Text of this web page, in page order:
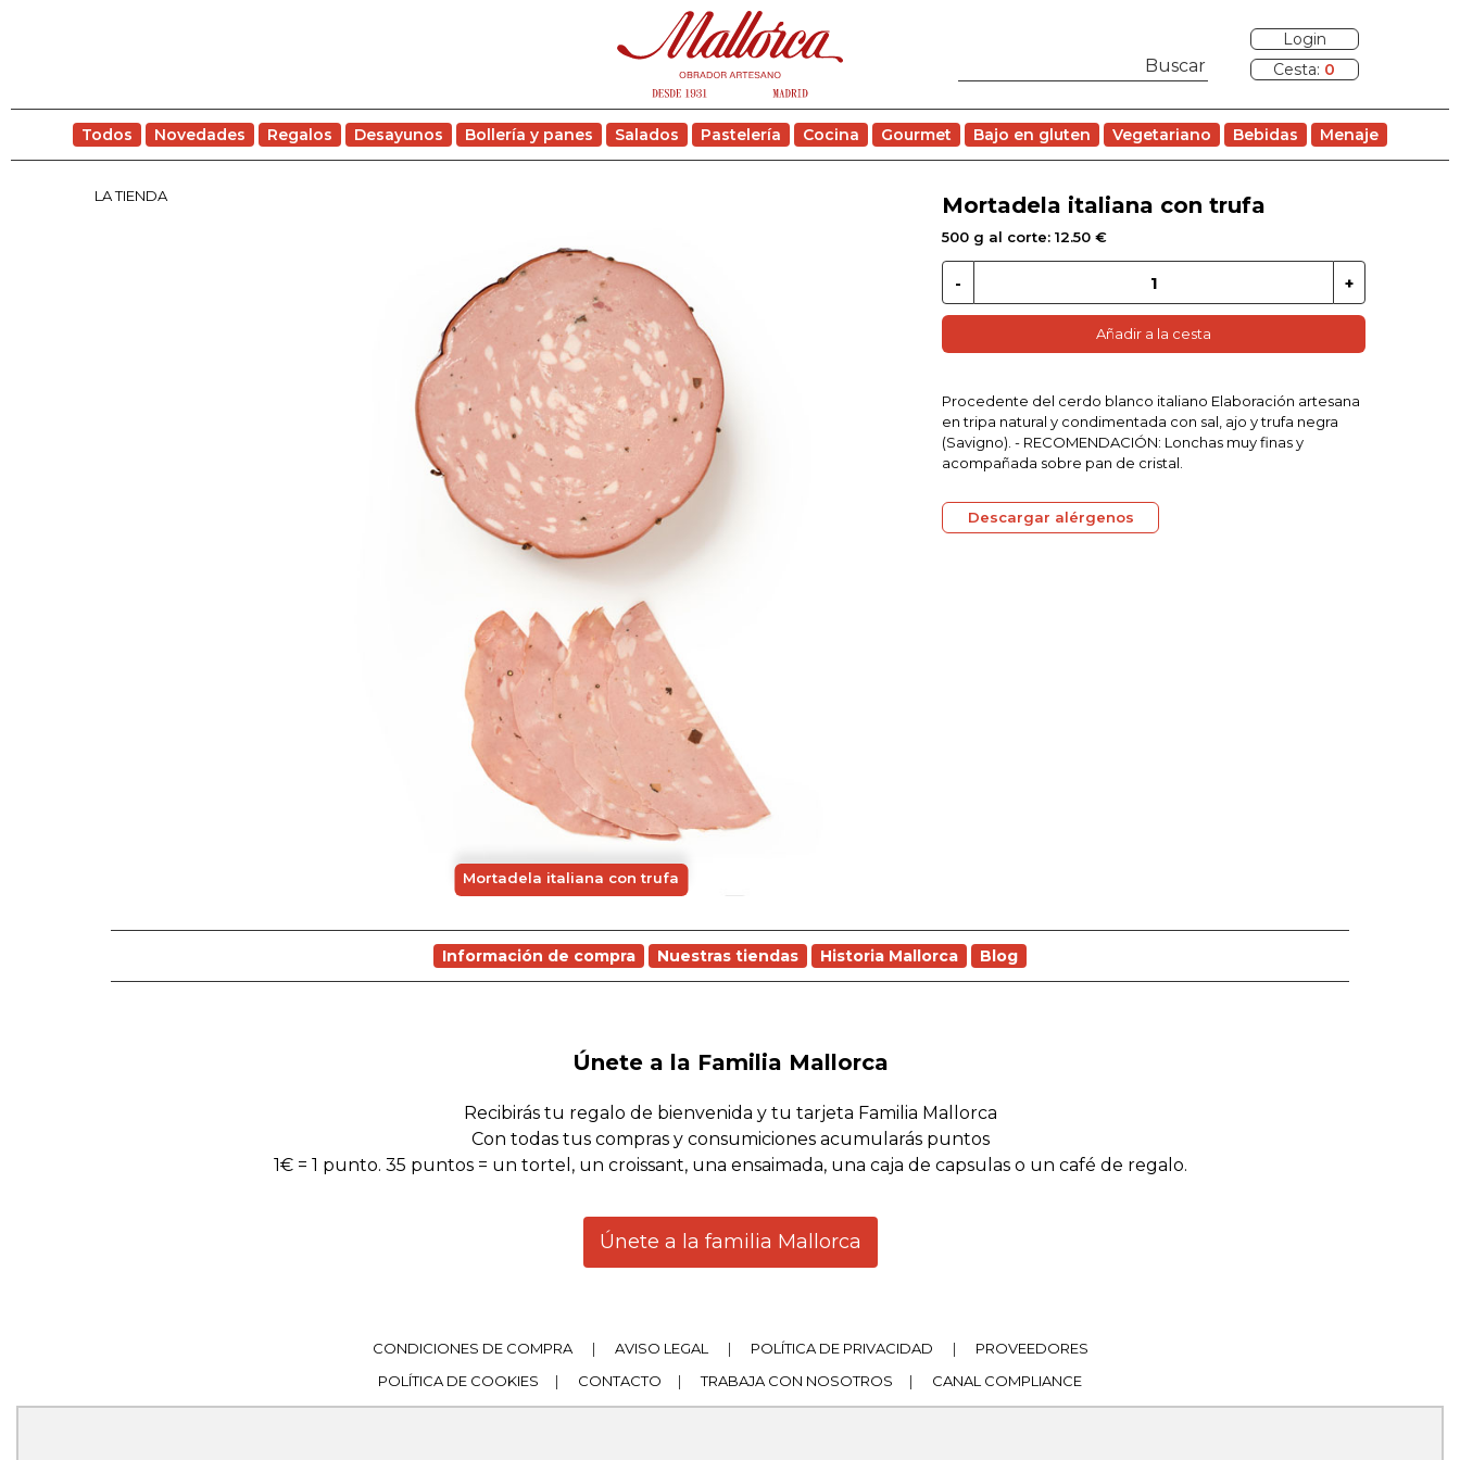
Login
Cesta: 0
Todos Novedades Regalos Desayunos Bollería y panes Salados Pastelería Cocina Gourmet Bajo en gluten Vegetariano Bebidas Menaje
LA TIENDA
Mortadela italiana con trufa
Mortadela italiana con trufa
500 g al corte: 12.50 €
Añadir a la cesta
Procedente del cerdo blanco italiano Elaboración artesana
en tripa natural y condimentada con sal, ajo y trufa negra
(Savigno). - RECOMENDACIÓN: Lonchas muy finas y
acompañada sobre pan de cristal.
Descargar alérgenos
Información de compra Nuestras tiendas Historia Mallorca Blog
Únete a la Familia Mallorca
Recibirás tu regalo de bienvenida y tu tarjeta Familia Mallorca
Con todas tus compras y consumiciones acumularás puntos
1€ = 1 punto. 35 puntos = un tortel, un croissant, una ensaimada, una caja de capsulas o un café de regalo.
Únete a la familia Mallorca
CONDICIONES DE COMPRA | AVISO LEGAL | POLÍTICA DE PRIVACIDAD |
PROVEEDORES
POLÍTICA DE COOKIES
| CONTACTO | TRABAJA CON NOSOTROS | CANAL COMPLIANCE